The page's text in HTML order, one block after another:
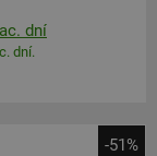
dní
dní.
-51%